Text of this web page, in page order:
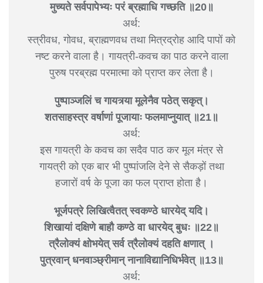
मुच्यते सर्वपापेभ्यः परं ब्रह्माधि गच्छति ॥20॥
अर्थ:
स्त्रीवध, गोवध, ब्राह्मणवध तथा मित्रद्रोह आदि पापों को
नष्ट करने वाला है। गायत्री-कवच का पाठ करने वाला
पुरुष परब्रह्म परमात्मा को प्राप्त कर लेता है।
पुष्पाञ्जलिं च गायत्र्या मूलेनैव पठेत् सकृत्।
शतसाहस्त्र वर्षाणां पूजायाः फलमाप्नुयात् ॥21॥
अर्थ:
इस गायत्री के कवच का सदैव पाठ कर मूल मंत्र से
गायत्री को एक बार भी पुष्पांजलि देने से सैकड़ों तथा
हजारों वर्ष के पूजा का फल प्राप्त होता है।
भूर्जपत्रे लिखित्वैतत् स्वकण्ठे धारयेद् यदि।
शिखायां दक्षिणे बाहौ कण्ठे वा धारयेद् बुधः ॥22॥
त्रैलोक्यं क्षोभयेत् सर्व त्रैलोक्यं दहति क्षणात् ।
पुत्रवान् धनवाञ्छ्रीमान् नानाविद्यानिधिर्भवेत् ॥13॥
अर्थ: